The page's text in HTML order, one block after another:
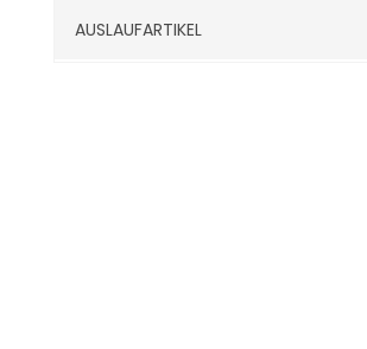
AUSLAUFARTIKEL